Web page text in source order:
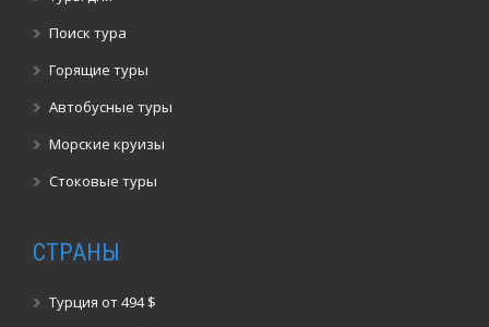
Поиск тура
Горящие туры
Автобусные туры
Морские круизы
Стоковые туры
СТРАНЫ
Турция от 494 $